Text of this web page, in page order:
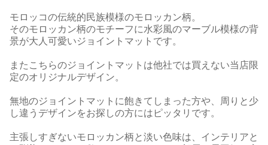
モロッコの伝統的民族模様のモロッカン柄。
そのモロッカン柄のモチーフに水彩風のマーブル模様の背
景が大人可愛いジョイントマットです。
またこちらのジョイントマットは他社では買えない当店限
定のオリジナルデザイン。
無地のジョイントマットに飽きてしまった方や、周りと少
し違うデザインをお探しの方にはピッタリです。
主張しすぎないモロッカン柄と淡い色味は、インテリアと